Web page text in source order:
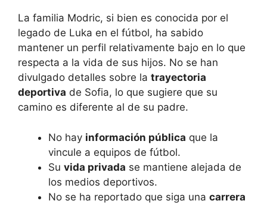
La familia Modric, si bien es conocida por el
legado de Luka en el fútbol, ha sabido
mantener un perfil relativamente bajo en lo que
respecta a la vida de sus hijos. No se han
divulgado detalles sobre la trayectoria
deportiva de Sofia, lo que sugiere que su
camino es diferente al de su padre.
No hay información pública que la
vincule a equipos de fútbol.
Su vida privada se mantiene alejada de
los medios deportivos.
No se ha reportado que siga una carrera